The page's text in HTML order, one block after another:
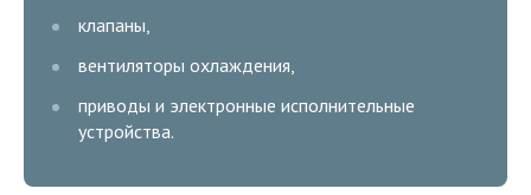
клапаны,
вентиляторы охлаждения,
приводы и электронные исполнительные
устройства.